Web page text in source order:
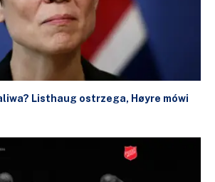
Listhaug ostrzega, Høyre mówi